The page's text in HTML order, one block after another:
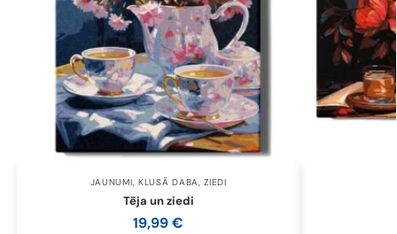
JAUNUMI, KLUSĀ DABA,ZIEDI
Tēja un ziedi
19,99€